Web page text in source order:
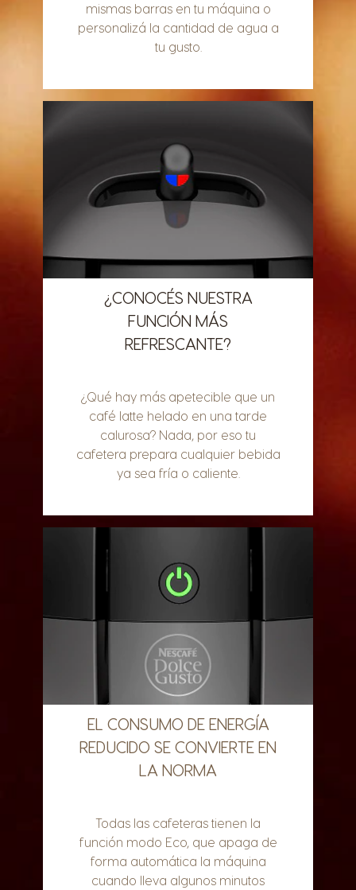
mismas barras en tu máquina o
personalizá la cantidad de agua a
tu gusto.
¿CONOCÉS NUESTRA
FUNCIÓN MÁS
REFRESCANTE?
¿Qué hay más apetecible que un
café latte helado en una tarde
calurosa? Nada, por eso tu
cafetera prepara cualquier bebida
ya sea fría o caliente.
EL CONSUMO DE ENERGÍA
REDUCIDO SE CONVIERTE EN
LA NORMA
Todas las cafeteras tienen la
función modo Eco, que apaga de
forma automática la máquina
cuando lleva algunos minutos